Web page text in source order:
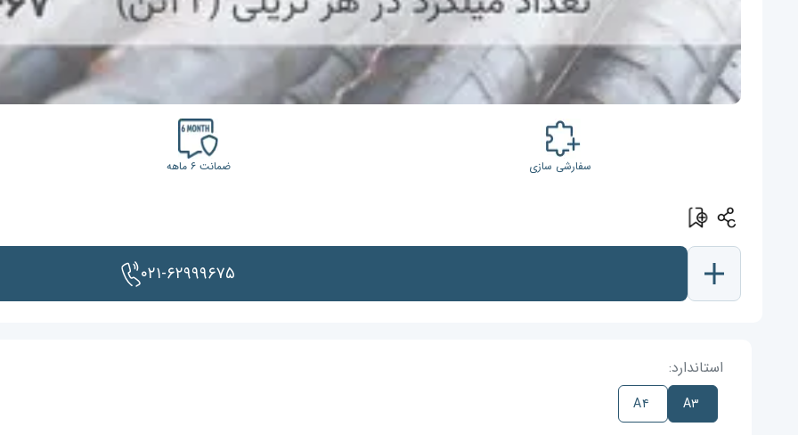
سفارشی سازی ضمانت ۶ ماهه
۰۲۱-۶۲۹۹۹۶۷۵
استاندارد:
A۳ A۴